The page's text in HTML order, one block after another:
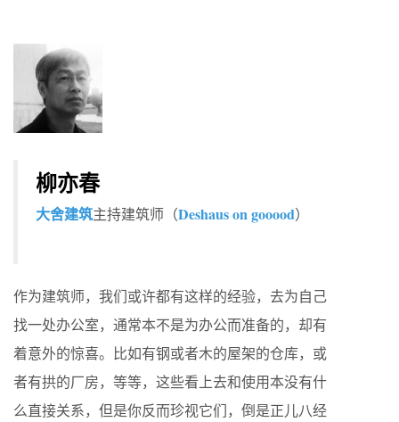
柳亦春
大舍建筑主持建筑师（Deshaus on gooood）
作为建筑师，我们或许都有这样的经验，去为自己
找一处办公室，通常本不是为办公而准备的，却有
着意外的惊喜。比如有钢或者木的屋架的仓库，或
者有拱的厂房，等等，这些看上去和使用本没有什
么直接关系，但是你反而珍视它们，倒是正儿八经